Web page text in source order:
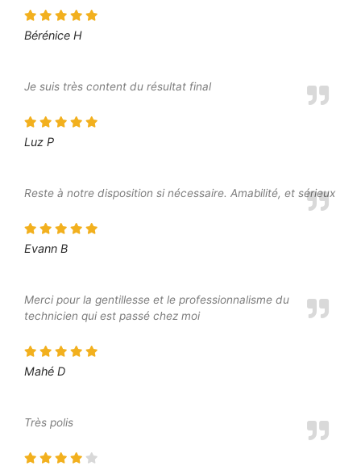
Bérénice H
Je suis très content du résultat final
Luz P
Reste à notre disposition si nécessaire. Amabilité, et sérieux
Evann B
Merci pour la gentillesse et le professionnalisme du
technicien qui est passé chez moi
Mahé D
Très polis